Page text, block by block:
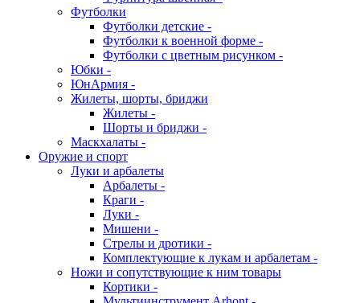
Футболки
Футболки детские -
Футболки к военной форме -
Футболки с цветным рисунком -
Юбки -
ЮнАрмия -
Жилеты, шорты, бриджи
Жилеты -
Шорты и бриджи -
Маскхалаты -
Оружие и спорт
Луки и арбалеты
Арбалеты -
Краги -
Луки -
Мишени -
Стрелы и дротики -
Комплектующие к лукам и арбалетам -
Ножи и сопутствующие к ним товары
Кортики -